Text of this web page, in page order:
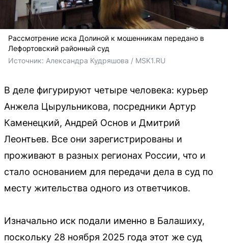
Рассмотрение иска Долиной к мошенникам передано в
Лефортовский районный суд
Источник: Александра Кудряшова / MSK1.RU
В деле фигурируют четыре человека: курьер
Анжела Цырульникова, посредники Артур
Каменецкий, Андрей Основ и Дмитрий
Леонтьев. Все они зарегистрированы и
проживают в разных регионах России, что и
стало основанием для передачи дела в суд по
месту жительства одного из ответчиков.
Изначально иск подали именно в Балашиху,
поскольку 28 ноября 2025 года этот же суд